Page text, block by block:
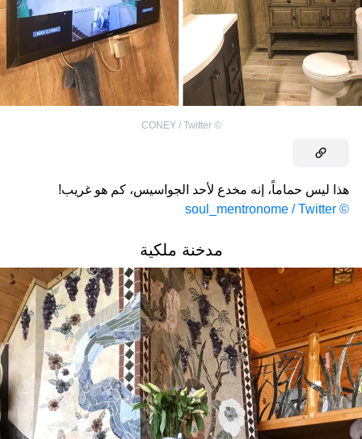
©
CONEY / Twitter
هذا ليس حماماً، إنه مخدع لأحد الجواسيس، كم هو غريب!
© soul_mentronome / Twitter
مدخنة ملكية